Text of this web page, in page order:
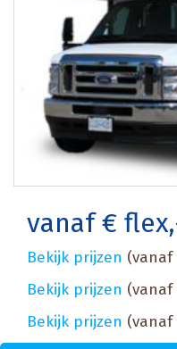
vanaf €
Bekijk prijzen (vanaf
Bekijk prijzen (vanaf
Bekijk prijzen (vanaf